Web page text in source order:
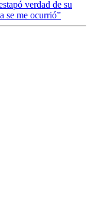
verdad de su
se me ocurrió”